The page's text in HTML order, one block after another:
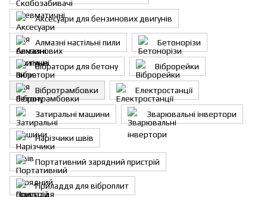
Аксесуари для бензинових двигунів
Алмазні настільні пили Бетонорізи
Вібратори для бетону Віброрейки
Вібротрамбовки Електростанції
Затиральні машини Зварювальні інвертори
Нарізчики швів
Портативний зарядний пристрій
Приладдя для віброплит